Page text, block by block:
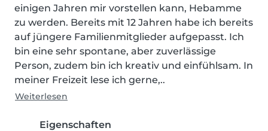
einigen Jahren mir vorstellen kann, Hebamme
zu werden. Bereits mit 12 Jahren habe ich bereits
auf jüngere Familienmitglieder aufgepasst. Ich
bin eine sehr spontane, aber zuverlässige
Person, zudem bin ich kreativ und einfühlsam. In
meiner Freizeit lese ich gerne,..
Weiterlesen
Eigenschaften